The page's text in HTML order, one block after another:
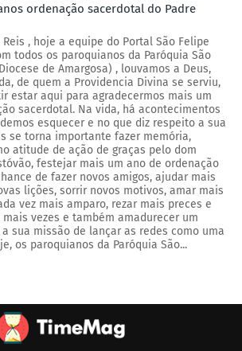
ordenação sacerdotal do Padre
, hoje a equipe do Portal São Felipe
todos os paroquianos da Paróquia São
de Amargosa) , louvamos a Deus,
de quem a Providencia Divina se serviu,
estar aqui para agradecermos mais um
sacerdotal. Na vida, há acontecimentos
esquecer e no que diz respeito a sua
se torna importante fazer memória,
atitude de ação de graças pelo dom
festejar mais um ano de ordenação
de fazer novos amigos, ajudar mais
lições, sorrir novos motivos, amar mais
vez mais amparo, rezar mais preces e
vezes e também amadurecer um
sua missão de lançar as redes como uma
os paroquianos da Paróquia São...